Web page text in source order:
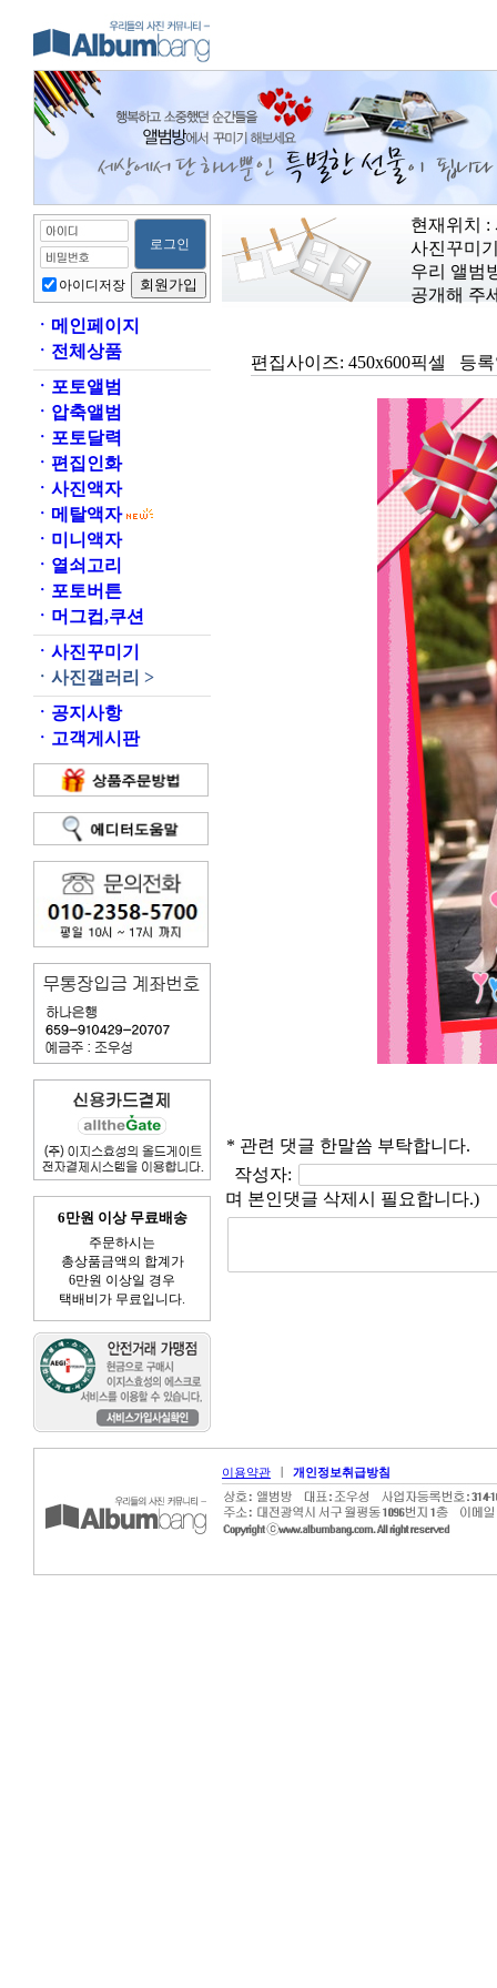
아이디저장
ㆍ 메인페이지
ㆍ 전체상품
ㆍ 포토앨범
ㆍ 압축앨범
ㆍ 포토달력
ㆍ 편집인화
ㆍ 사진액자
ㆍ 메탈액자
ㆍ 미니액자
ㆍ 열쇠고리
ㆍ 포토버튼
ㆍ 머그컵,쿠션
ㆍ 사진꾸미기
ㆍ 사진갤러리 >
ㆍ 공지사항
ㆍ 고객게시판
6만원 이상 무료배송
주문하시는
총상품금액의 합계가
6만원 이상일 경우
택배비가 무료입니다.
현재위치 :
사진꾸미
우리 앨범
공개해 주
편집사이즈: 450x600픽셀 등
* 관련 댓글 한말씀 부탁합니다.
작성자:
며 본인댓글 삭제시 필요합니다.)
이용약관 | 개인정보취급방침